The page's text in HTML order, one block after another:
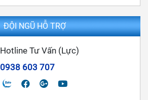
ĐỘI NGŨ HỖ TRỢ
Hotline Tư Vấn (Lực)
0938 603 707